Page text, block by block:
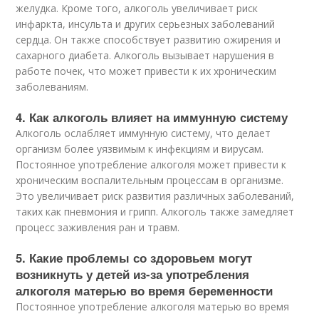
желудка. Кроме того, алкоголь увеличивает риск
инфаркта, инсульта и других серьезных заболеваний
сердца. Он также способствует развитию ожирения и
сахарного диабета. Алкоголь вызывает нарушения в
работе почек, что может привести к их хроническим
заболеваниям.
4. Как алкоголь влияет на иммунную систему
Алкоголь ослабляет иммунную систему, что делает
организм более уязвимым к инфекциям и вирусам.
Постоянное употребление алкоголя может привести к
хроническим воспалительным процессам в организме.
Это увеличивает риск развития различных заболеваний,
таких как пневмония и грипп. Алкоголь также замедляет
процесс заживления ран и травм.
5. Какие проблемы со здоровьем могут
возникнуть у детей из-за употребления
алкоголя матерью во время беременности
Постоянное употребление алкоголя матерью во время